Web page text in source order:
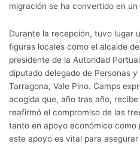
migración se ha convertido en
Durante la recepción, tuvo lugar
figuras locales como el alcalde
presidente de la Autoridad
diputado delegado de Personas
Tarragona, Vale Pino. Camps
acogida que, año tras año,
reafirmó el compromiso de las
tanto en apoyo económico como
este apoyo es vital para